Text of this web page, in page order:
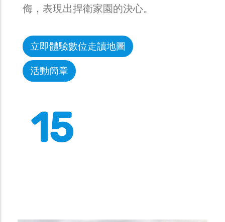
侮，表現出捍衛家園的決心。
立即體驗數位走讀地圖
活動簡章
15